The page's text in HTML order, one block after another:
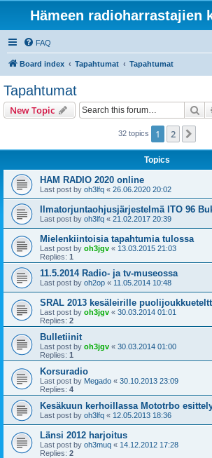
Hämeen radioharrastajien
FAQ
Board index Tapahtumat Tapahtumat
Tapahtumat
New Topic
32 topics 1 2
Topics
HAM RADIO 2020 online
Last post by oh3lfq « 26.06.2020 20:02
Ilmatorjuntaohjusjärjestelmä ITO 96
Last post by oh3lfq « 21.02.2017 20:39
Mielenkiintoisia tapahtumia tulossa
Last post by oh3jgv « 13.03.2015 21:03
Replies: 1
11.5.2014 Radio- ja tv-museossa
Last post by oh2op « 11.05.2014 10:48
SRAL 2013 kesäleirille
Last post by oh3jgv « 30.03.2014 01:01
Replies: 2
Bulletiinit
Last post by oh3jgv « 30.03.2014 01:00
Replies: 1
Korsuradio
Last post by Megado « 30.10.2013 23:09
Replies: 4
Kesäkuun kerhoillassa Mototrbo
Last post by oh3lfq « 12.05.2013 18:36
Länsi 2012 harjoitus
Last post by oh3muq « 14.12.2012 17:28
Replies: 2